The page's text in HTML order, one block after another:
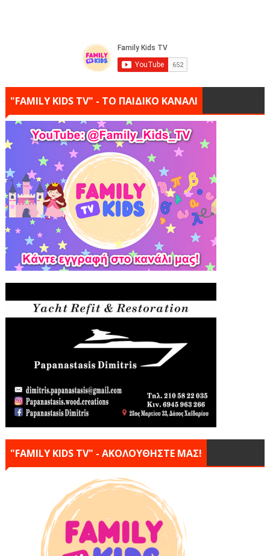
"FAMILY KIDS TV" - ΤΟ ΠΑΙΔΙΚΟ ΚΑΝΑΛΙ
"FAMILY KIDS TV" - ΑΚΟΛΟΥΘΗΣΤΕ ΜΑΣ!